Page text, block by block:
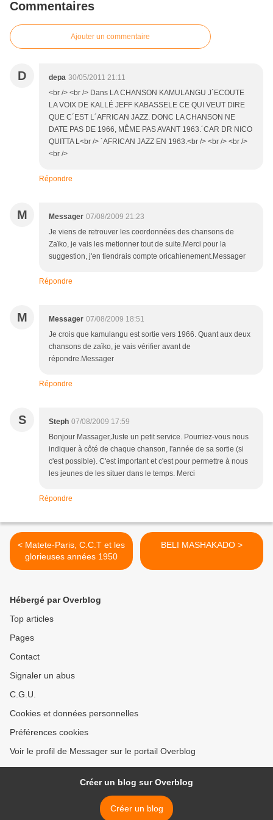
Commentaires
Ajouter un commentaire
D depa 30/05/2011 21:11
<br /> <br /> Dans LA CHANSON KAMULANGU J´ECOUTE
LA VOIX DE KALLÉ JEFF KABASSELE CE QUI VEUT DIRE
QUE C´EST L´AFRICAN JAZZ. DONC LA CHANSON NE
DATE PAS DE 1966, MÊME PAS AVANT 1963.´CAR DR NICO
QUITTA L<br /> ´AFRICAN JAZZ EN 1963.<br /> <br /> <br />
<br />
Répondre
M Messager 07/08/2009 21:23
Je viens de retrouver les coordonnées des chansons de
Zaïko, je vais les metionner tout de suite.Merci pour la
suggestion, j'en tiendrais compte oricahienement.Messager
Répondre
M Messager 07/08/2009 18:51
Je crois que kamulangu est sortie vers 1966. Quant aux deux
chansons de zaïko, je vais vérifier avant de
répondre.Messager
Répondre
S Steph 07/08/2009 17:59
Bonjour Massager,Juste un petit service. Pourriez-vous nous
indiquer à côté de chaque chanson, l'année de sa sortie (si
c'est possible). C'est important et c'est pour permettre à nous
les jeunes de les situer dans le temps. Merci
Répondre
< Matete-Paris, C.C.T et les
glorieuses années 1950
BELI MASHAKADO >
Hébergé par Overblog
Top articles
Pages
Contact
Signaler un abus
C.G.U.
Cookies et données personnelles
Préférences cookies
Voir le profil de Messager sur le portail Overblog
Créer un blog sur Overblog
Créer un blog